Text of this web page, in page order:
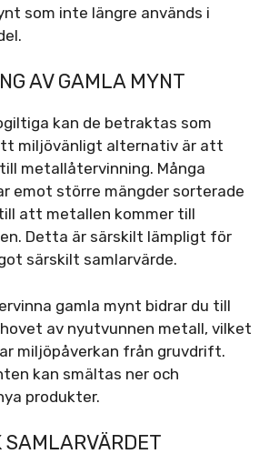
som inte längre används i
AV GAMLA MYNT
kan de betraktas som
miljövänligt alternativ är att
metallåtervinning. Många
emot större mängder sorterade
att metallen kommer till
Detta är särskilt lämpligt för
särskilt samlarvärde.
gamla mynt bidrar du till
av nyutvunnen metall, vilket
miljöpåverkan från gruvdrift.
kan smältas ner och
produkter.
SAMLARVÄRDET